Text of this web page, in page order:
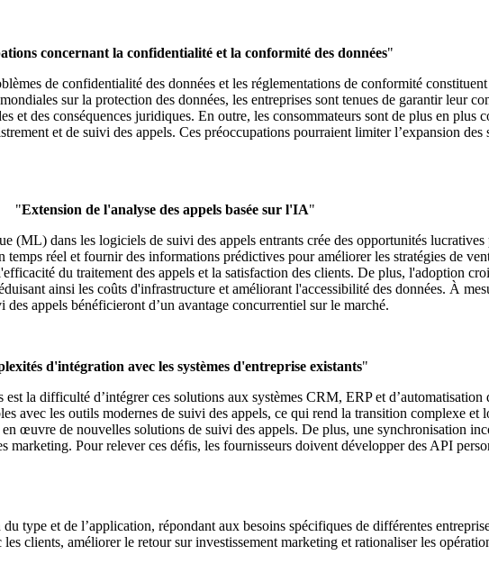
concernant la confidentialité et la conformité des données"
de confidentialité des données et les réglementations de conformité
sur la protection des données, les entreprises sont tenues de garantir leur
et des conséquences juridiques. En outre, les consommateurs sont de plus en plus
et de suivi des appels. Ces préoccupations pourraient limiter l’expansion des
"Extension de l'analyse des appels basée sur l'IA"
(ML) dans les logiciels de suivi des appels entrants crée des opportunités
réel et fournir des informations prédictives pour améliorer les stratégies de
du traitement des appels et la satisfaction des clients. De plus, l'adoption
ainsi les coûts d'infrastructure et améliorant l'accessibilité des données. À
appels bénéficieront d’un avantage concurrentiel sur le marché.
d'intégration avec les systèmes d'entreprise existants"
la difficulté d’intégrer ces solutions aux systèmes CRM, ERP et
avec les outils modernes de suivi des appels, ce qui rend la transition complexe et
œuvre de nouvelles solutions de suivi des appels. De plus, une synchronisation
marketing. Pour relever ces défis, les fournisseurs doivent développer des API
type et de l’application, répondant aux besoins spécifiques de différentes
clients, améliorer le retour sur investissement marketing et rationaliser les